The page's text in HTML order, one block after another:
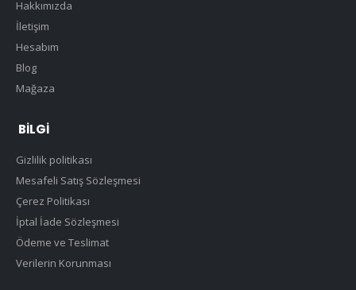
Hakkımızda
İletişim
Hesabım
Blog
Mağaza
BILGI
Gizlilik politikası
Mesafeli Satış Sözleşmesi
Çerez Politikası
İptal İade Sözleşmesi
Ödeme ve Teslimat
Verilerin Korunması